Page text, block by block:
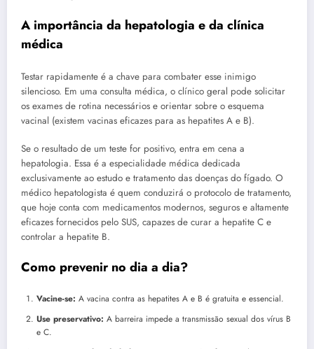
A importância da hepatologia e da clínica
médica
Testar rapidamente é a chave para combater esse inimigo
silencioso. Em uma consulta médica, o clínico geral pode solicitar
os exames de rotina necessários e orientar sobre o esquema
vacinal (existem vacinas eficazes para as hepatites A e B).
Se o resultado de um teste for positivo, entra em cena a
hepatologia. Essa é a especialidade médica dedicada
exclusivamente ao estudo e tratamento das doenças do fígado. O
médico hepatologista é quem conduzirá o protocolo de tratamento,
que hoje conta com medicamentos modernos, seguros e altamente
eficazes fornecidos pelo SUS, capazes de curar a hepatite C e
controlar a hepatite B.
Como prevenir no dia a dia?
Vacine-se: A vacina contra as hepatites A e B é gratuita e essencial.
Use preservativo: A barreira impede a transmissão sexual dos vírus B
e C.